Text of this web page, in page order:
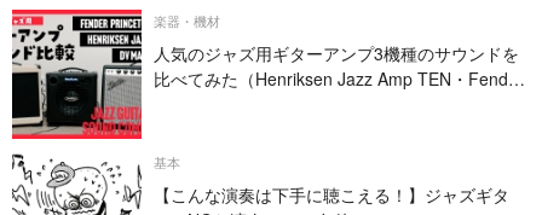
楽器・機材
人気のジャズ用ギターアンプ3機種のサウンドを
比べてみた（Henriksen Jazz Amp TEN・Fender
基本
【こんな演奏は下手に聴こえる！】ジャズギタ